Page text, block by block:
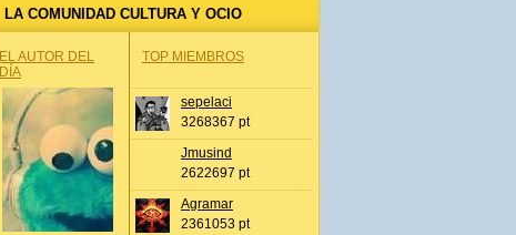
LA COMUNIDAD CULTURA Y OCIO
EL AUTOR DEL
DÍA
TOP MIEMBROS
sepelaci
3268367 pt
Jmusind
2622697 pt
Agramar
2361053 pt